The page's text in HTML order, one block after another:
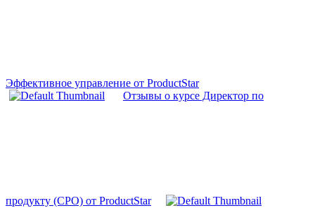
Эффективное управление от ProductStar
Отзывы о курсе Директор по
продукту (CPO) от ProductStar